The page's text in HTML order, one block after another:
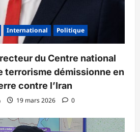
International Politique
du Centre national
terrorisme démissionne en
contre l’Iran
19 mars 2026 0